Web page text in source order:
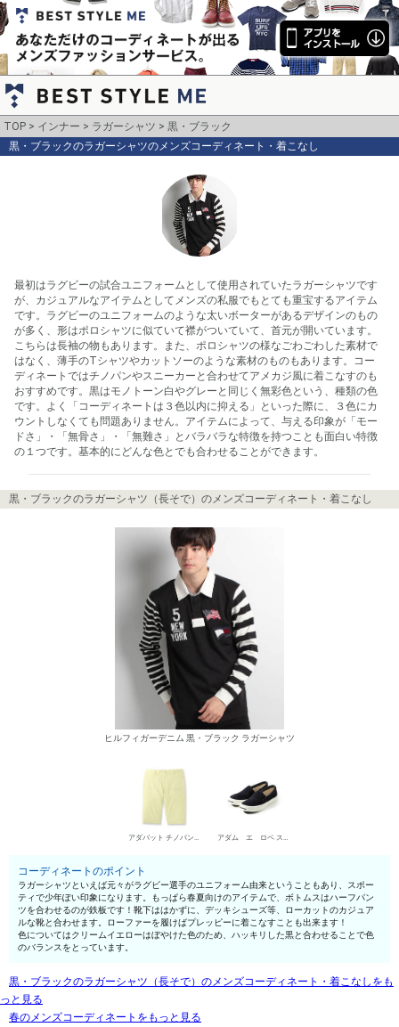
TOP インナー ラガーシャツ
黒・ブラック
黒・ブラックのラガーシャツのメンズコーディネート・着こなし
最初はラグビーの試合ユニフォームとして使用されていたラガーシャツです
が、カジュアルなアイテムとしてメンズの私服でもとても重宝するアイテム
です。ラグビーのユニフォームのような太いボーターがあるデザインのもの
が多く、形はポロシャツに似ていて襟がついていて、首元が開いています。
こちらは長袖の物もあります。また、ポロシャツの様なごわごわした素材で
はなく、薄手のTシャツやカットソーのような素材のものもあります。コー
ディネートではチノパンやスニーカーと合わせてアメカジ風に着こなすのも
おすすめです。黒はモノトーン白やグレーと同じく無彩色という、種類の色
です。よく「コーディネートは３色以内に抑える」といった際に、３色にカ
ウントしなくても問題ありません。アイテムによって、与える印象が「モー
ドさ」・「無骨さ」・「無難さ」とバラバラな特徴を持つことも面白い特徴
の１つです。基本的にどんな色とでも合わせることができます。
黒・ブラックのラガーシャツ（長そで）のメンズコーディネート・着こなし
ヒルフィガーデニム 黒・ブラック ラガーシャツ
アダバット チノパン・綿パン アダム エ ロペ スリッポン
コーディネートのポイント
ラガーシャツといえば元々がラグビー選手のユニフォーム由来ということもあり、スポー
ティで少年ぽい印象になります。もっぱら春夏向けのアイテムで、ボトムスはハーフパン
ツを合わせるのが鉄板です！靴下ははかずに、デッキシューズ等、ローカットのカジュア
ルな靴と合わせます。ローファーを履けばプレッピーに着こなすことも出来ます！
色についてはクリームイエローはぼやけた色のため、ハッキリした黒と合わせることで色
のバランスをとっています。
黒・ブラックのラガーシャツ（長そで）のメンズコーディネート・着こなしをも
っと見る
春のメンズコーディネートをもっと見る